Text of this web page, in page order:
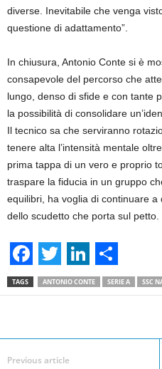
diverse. Inevitabile che venga
questione di adattamento”.
In chiusura, Antonio Conte si è
consapevole del percorso che
lungo, denso di sfide e con tante
la possibilità di consolidare
Il tecnico sa che serviranno
tenere alta l’intensità mentale
prima tappa di un vero e proprio
traspare la fiducia in un gruppo
equilibri, ha voglia di continuare a
dello scudetto che porta sul petto.
F
a
e
T
w
t
L
i
k
S
h
r
TAGS ANTONIO CONTE SERIE A SSC
Previous article